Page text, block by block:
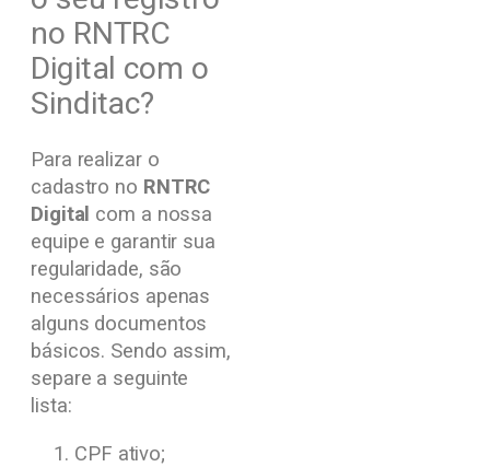
no RNTRC
Digital com o
Sinditac?
Para realizar o
cadastro no RNTRC
Digital com a nossa
equipe e garantir sua
regularidade, são
necessários apenas
alguns documentos
básicos. Sendo assim,
separe a seguinte
lista:
CPF ativo;